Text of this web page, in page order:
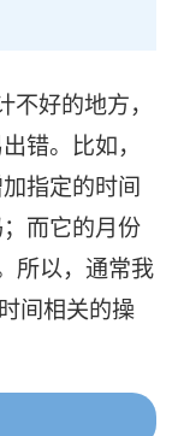
好的地方，
错。比如，
指定的时间
而它的月份
所以，通常我
间相关的操